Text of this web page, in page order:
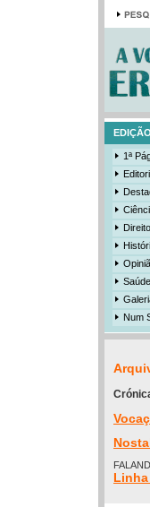
1ª
Direito
Saúde
Num